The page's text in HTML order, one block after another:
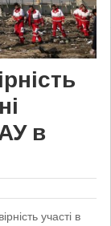
в
участі в